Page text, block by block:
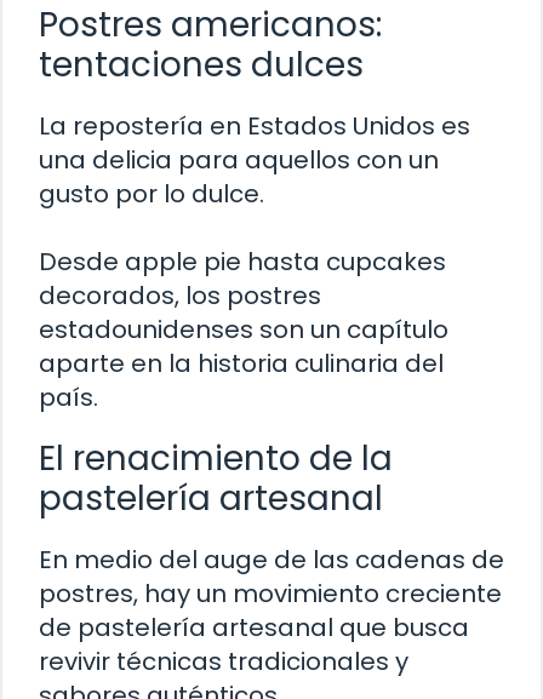
Postres americanos:
tentaciones dulces
La repostería en Estados Unidos es
una delicia para aquellos con un
gusto por lo dulce.
Desde apple pie hasta cupcakes
decorados, los postres
estadounidenses son un capítulo
aparte en la historia culinaria del
país.
El renacimiento de la
pastelería artesanal
En medio del auge de las cadenas de
postres, hay un movimiento creciente
de pastelería artesanal que busca
revivir técnicas tradicionales y